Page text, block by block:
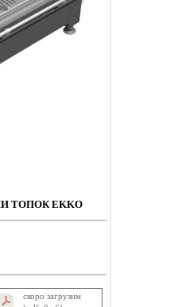
ТОПОК EKKO
скоро загрузим